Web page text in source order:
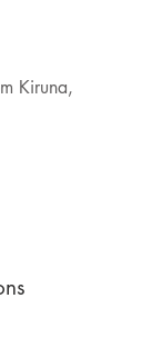
Kiruna,